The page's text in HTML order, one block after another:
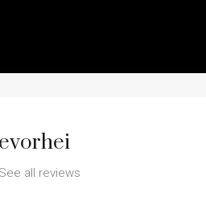
evorhei
See all reviews